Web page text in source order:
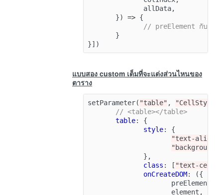
allData,
})
=> {
// preElement กับ
}
}])
แบบสอง custom เต็มที่จะแต่งส่วนไหนของ
ตาราง
setParameter( "table" , "CellStyle"
// <table></table>
table:
{
style:
{
"text-align"
},
class : [ "text-
onCreateDOM:
({
preElement
element ,